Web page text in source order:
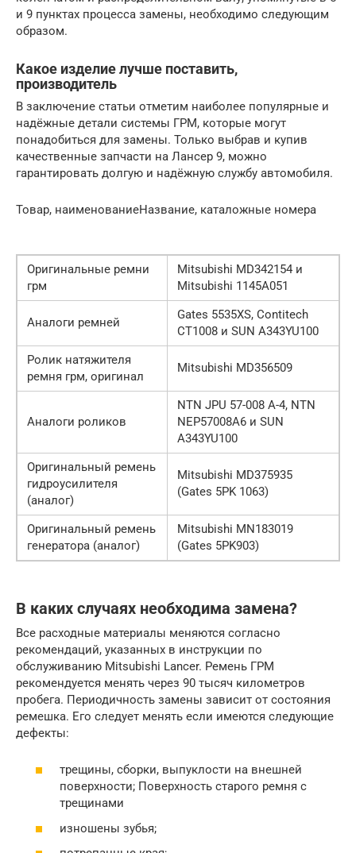
и 9 пунктах процесса замены, необходимо следующим
образом.
Какое изделие лучше поставить,
производитель
В заключение статьи отметим наиболее популярные и
надёжные детали системы ГРМ, которые могут
понадобиться для замены. Только выбрав и купив
качественные запчасти на Лансер 9, можно
гарантировать долгую и надёжную службу автомобиля.
Товар, наименованиеНазвание, каталожные номера
Оригинальные ремни
грм
Mitsubishi MD342154 и
Mitsubishi 1145A051
Аналоги ремней
Gates 5535XS, Contitech
CT1008 и SUN A343YU100
Ролик натяжителя
ремня грм, оригинал
Mitsubishi MD356509
Аналоги роликов
NTN JPU 57-008 A-4, NTN
NEP57008A6 и SUN
A343YU100
Оригинальный ремень
гидроусилителя
(аналог)
Mitsubishi MD375935
(Gates 5PK 1063)
Оригинальный ремень
генератора (аналог)
Mitsubishi MN183019
(Gates 5PK903)
В каких случаях необходима замена?
Все расходные материалы меняются согласно
рекомендаций, указанных в инструкции по
обслуживанию Mitsubishi Lancer. Ремень ГРМ
рекомендуется менять через 90 тысяч километров
пробега. Периодичность замены зависит от состояния
ремешка. Его следует менять если имеются следующие
дефекты:
трещины, сборки, выпуклости на внешней
поверхности; Поверхность старого ремня с
трещинами
изношены зубья;